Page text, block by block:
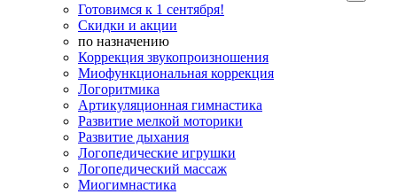
Готовимся к 1 сентября!
Скидки и акции
по назначению
Коррекция звукопроизношения
Миофункциональная коррекция
Логоритмика
Артикуляционная гимнастика
Развитие мелкой моторики
Развитие дыхания
Логопедические игрушки
Логопедический массаж
Миогимнастика